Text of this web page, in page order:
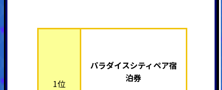
1位
パラダイスシティペア宿
泊券